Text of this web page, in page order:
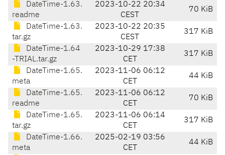
DateTime-1.63.
readme
2023-10-22 20:34
CEST
70 KiB
DateTime-1.63.
tar.gz
2023-10-22 20:35
CEST
317 KiB
DateTime-1.64
-TRIAL.tar.gz
2023-10-29 17:38
CET
317 KiB
DateTime-1.65.
meta
2023-11-06 06:12
CET
44 KiB
DateTime-1.65.
readme
2023-11-06 06:12
CET
70 KiB
DateTime-1.65.
tar.gz
2023-11-06 06:14
CET
317 KiB
DateTime-1.66.
meta
2025-02-19 03:56
CET
44 KiB